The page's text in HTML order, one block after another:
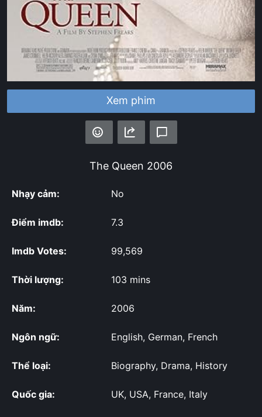
Xem phim
The Queen 2006
Nhạy cảm: No
Điểm imdb: 7.3
Imdb Votes: 99,569
Thời lượng: 103 mins
Năm: 2006
Ngôn ngữ: English, German, French
Thể loại: Biography, Drama, History
Quốc gia: UK, USA, France, Italy